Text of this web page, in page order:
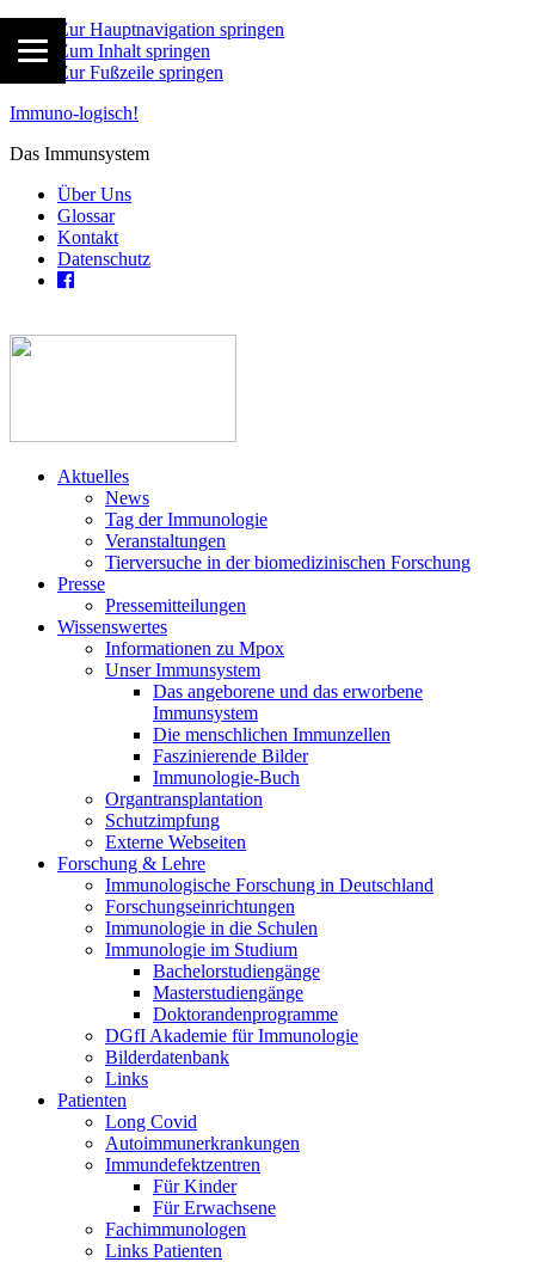
Zur Hauptnavigation springen
Zum Inhalt springen
Zur Fußzeile springen
Immuno-logisch!
Das Immunsystem
Über Uns
Glossar
Kontakt
Datenschutz
Aktuelles
News
Tag der Immunologie
Veranstaltungen
Tierversuche in der biomedizinischen Forschung
Presse
Pressemitteilungen
Wissenswertes
Informationen zu Mpox
Unser Immunsystem
Das angeborene und das erworbene
Immunsystem
Die menschlichen Immunzellen
Faszinierende Bilder
Immunologie-Buch
Organtransplantation
Schutzimpfung
Externe Webseiten
Forschung & Lehre
Immunologische Forschung in Deutschland
Forschungseinrichtungen
Immunologie in die Schulen
Immunologie im Studium
Bachelorstudiengänge
Masterstudiengänge
Doktorandenprogramme
DGfI Akademie für Immunologie
Bilderdatenbank
Links
Patienten
Long Covid
Autoimmunerkrankungen
Immundefektzentren
Für Kinder
Für Erwachsene
Fachimmunologen
Links Patienten